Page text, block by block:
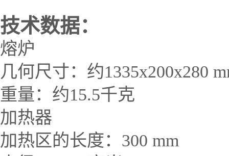
技术数据：
熔炉
几何尺寸：约1335x200x280
重量：约15.5千克
加热器
加热区的长度： 300 mm